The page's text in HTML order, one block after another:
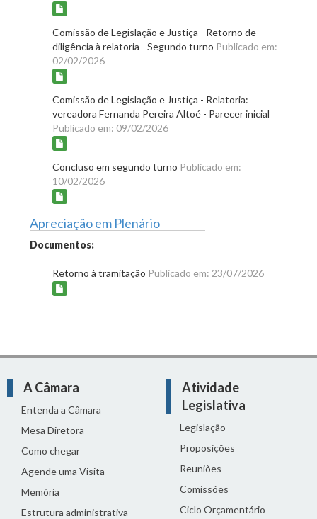
Comissão de Legislação e Justiça - Retorno de
diligência à relatoria - Segundo turno Publicado em:
02/02/2026
Comissão de Legislação e Justiça - Relatoria:
vereadora Fernanda Pereira Altoé - Parecer inicial
Publicado em: 09/02/2026
Concluso em segundo turno Publicado em:
10/02/2026
Apreciação em Plenário
Documentos:
Retorno à tramitação Publicado em: 23/07/2026
A Câmara
Entenda a Câmara
Mesa Diretora
Como chegar
Agende uma Visita
Memória
Estrutura administrativa
Atividade
Legislativa
Legislação
Proposições
Reuniões
Comissões
Ciclo Orçamentário